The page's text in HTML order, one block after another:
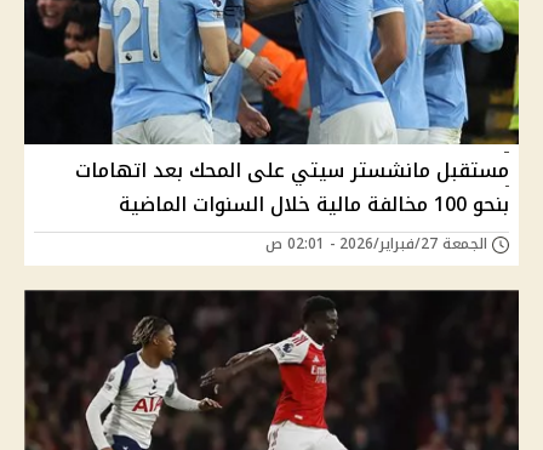
مستقبل مانشستر سيتي على المحك بعد اتهامات
بنحو 100 مخالفة مالية خلال السنوات الماضية
الجمعة 27/فبراير/2026 - 02:01 ص